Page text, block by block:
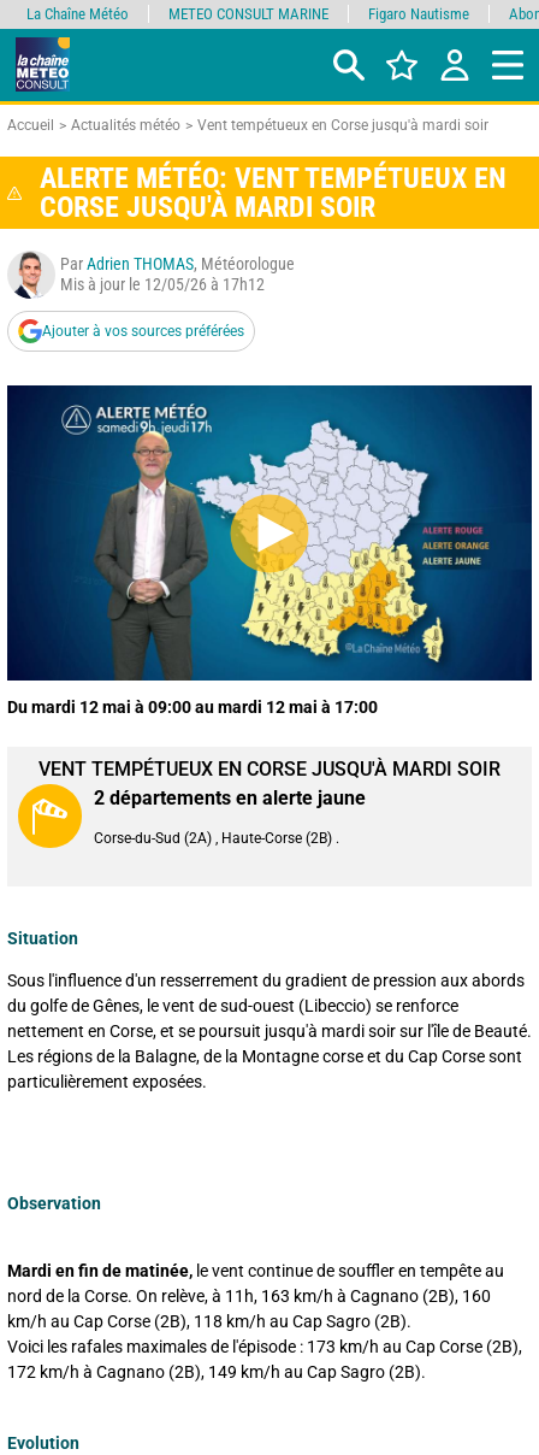
Accueil Actualités météo Vent tempétueux en Corse jusqu'à mardi soir
ALERTE MÉTÉO: VENT TEMPÉTUEUX EN
CORSE JUSQU'À MARDI SOIR
ParAdrien THOMAS, Météorologue
Mis à jour le 12/05/26 à 17h12
Ajouter à vos sources préférées
Du mardi 12 mai à 09:00 au mardi 12 mai à 17:00
VENT TEMPÉTUEUX EN CORSE JUSQU'À MARDI SOIR
2 départements en alerte jaune
Corse-du-Sud (2A) , Haute-Corse (2B) .
Situation
Sous l'influence d'un resserrement du gradient de pression aux abords
du golfe de Gênes, le vent de sud-ouest (Libeccio) se renforce
nettement en Corse, et se poursuit jusqu'à mardi soir sur l'île de Beauté.
Les régions de la Balagne, de la Montagne corse et du Cap Corse sont
particulièrement exposées.
Observation
Mardi en fin de matinée, le vent continue de souffler en tempête au
nord de la Corse. On relève, à 11h, 163 km/h à Cagnano (2B), 160
km/h au Cap Corse (2B), 118 km/h au Cap Sagro (2B).
Voici les rafales maximales de l'épisode : 173 km/h au Cap Corse (2B),
172 km/h à Cagnano (2B), 149 km/h au Cap Sagro (2B).
Evolution
La Chaîne Météo METEO CONSULT MARINE Figaro Nautisme